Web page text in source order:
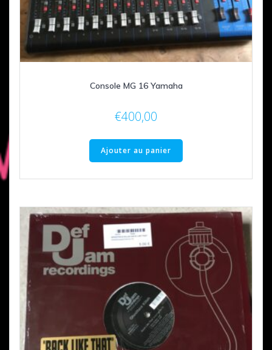
Console MG 16 Yamaha
€400,00
Ajouter au panier